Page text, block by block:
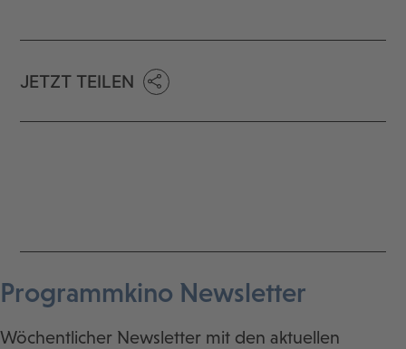
JETZT TEILEN
Programmkino Newsletter
Wöchentlicher Newsletter mit den aktuellen